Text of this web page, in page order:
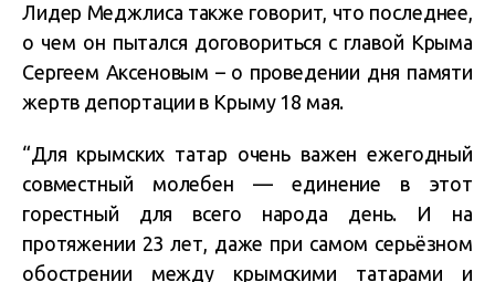
Лидер Меджлиса также говорит, что последнее,
о чем он пытался договориться с главой Крыма
Сергеем Аксеновым – о проведении дня памяти
жертв депортации в Крыму 18 мая.
“Для крымских татар очень важен ежегодный
совместный молебен — единение в этот
горестный для всего народа день. И на
протяжении 23 лет, даже при самом серьёзном
обострении между крымскими татарами и